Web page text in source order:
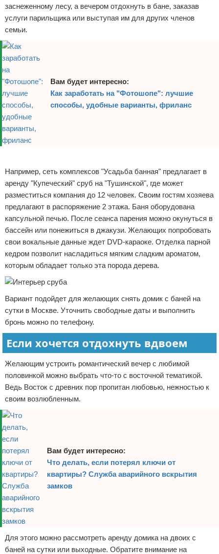
заснеженному лесу, а вечером отдохнуть в бане, заказав
услуги парильщика или выступая им для других членов
семьи.
Вам будет интересно:
Как заработать на "Фотошопе": лучшие
способы, удобные варианты, фриланс
Например, сеть комплексов "Усадьба банная" предлагает в
аренду "Купеческий" сруб на "Тушинской", где может
разместиться компания до 12 человек. Своим гостям хозяева
предлагают в распоряжение 2 этажа. Баня оборудована
капсульной печью. После сеанса парения можно окунуться в
бассейн или понежиться в джакузи. Желающих попробовать
свои вокальные данные ждет DVD-караоке. Отделка парной
кедром позволит насладиться мягким сладким ароматом,
которым обладает только эта порода дерева.
Вариант подойдет для желающих снять домик с баней на
сутки в Москве. Уточнить свободные даты и выполнить
бронь можно по телефону.
Если хочется отдохнуть вдвоем
Желающим устроить романтический вечер с любимой
половинкой можно выбрать что-то с восточной тематикой.
Ведь Восток с древних пор пропитан любовью, нежностью к
своим возлюбленным.
Вам будет интересно:
Что делать, если потерял ключи от
квартиры? Служба аварийного вскрытия
замков
Для этого можно рассмотреть аренду домика на двоих с
баней на сутки или выходные. Обратите внимание на